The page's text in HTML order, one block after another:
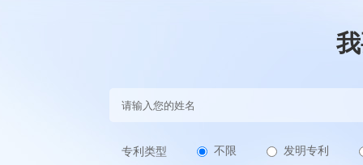
专利类型 不限 发明专利